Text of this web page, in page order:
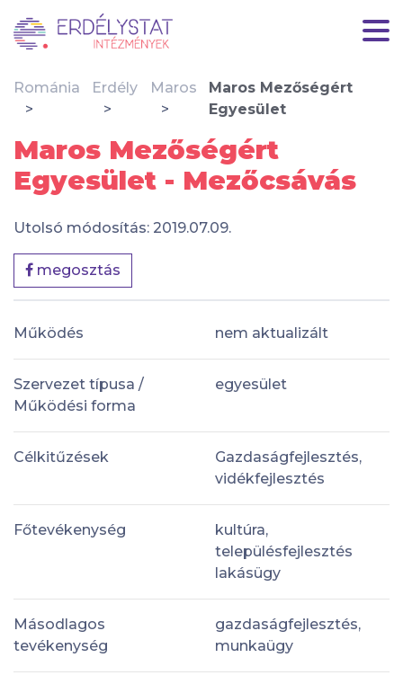
Románia Erdély Maros
Maros Mezőségért
Egyesület
Maros Mezőségért
Egyesület - Mezőcsávás
Utolsó módosítás: 2019.07.09.
megosztás
Működés nem aktualizált
Szervezet típusa /
Működési forma
egyesület
Célkitűzések
Gazdaságfejlesztés,
vidékfejlesztés
Főtevékenység
kultúra,
településfejlesztés
lakásügy
Másodlagos
tevékenység
gazdaságfejlesztés,
munkaügy